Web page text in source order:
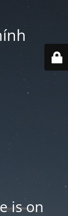
is on